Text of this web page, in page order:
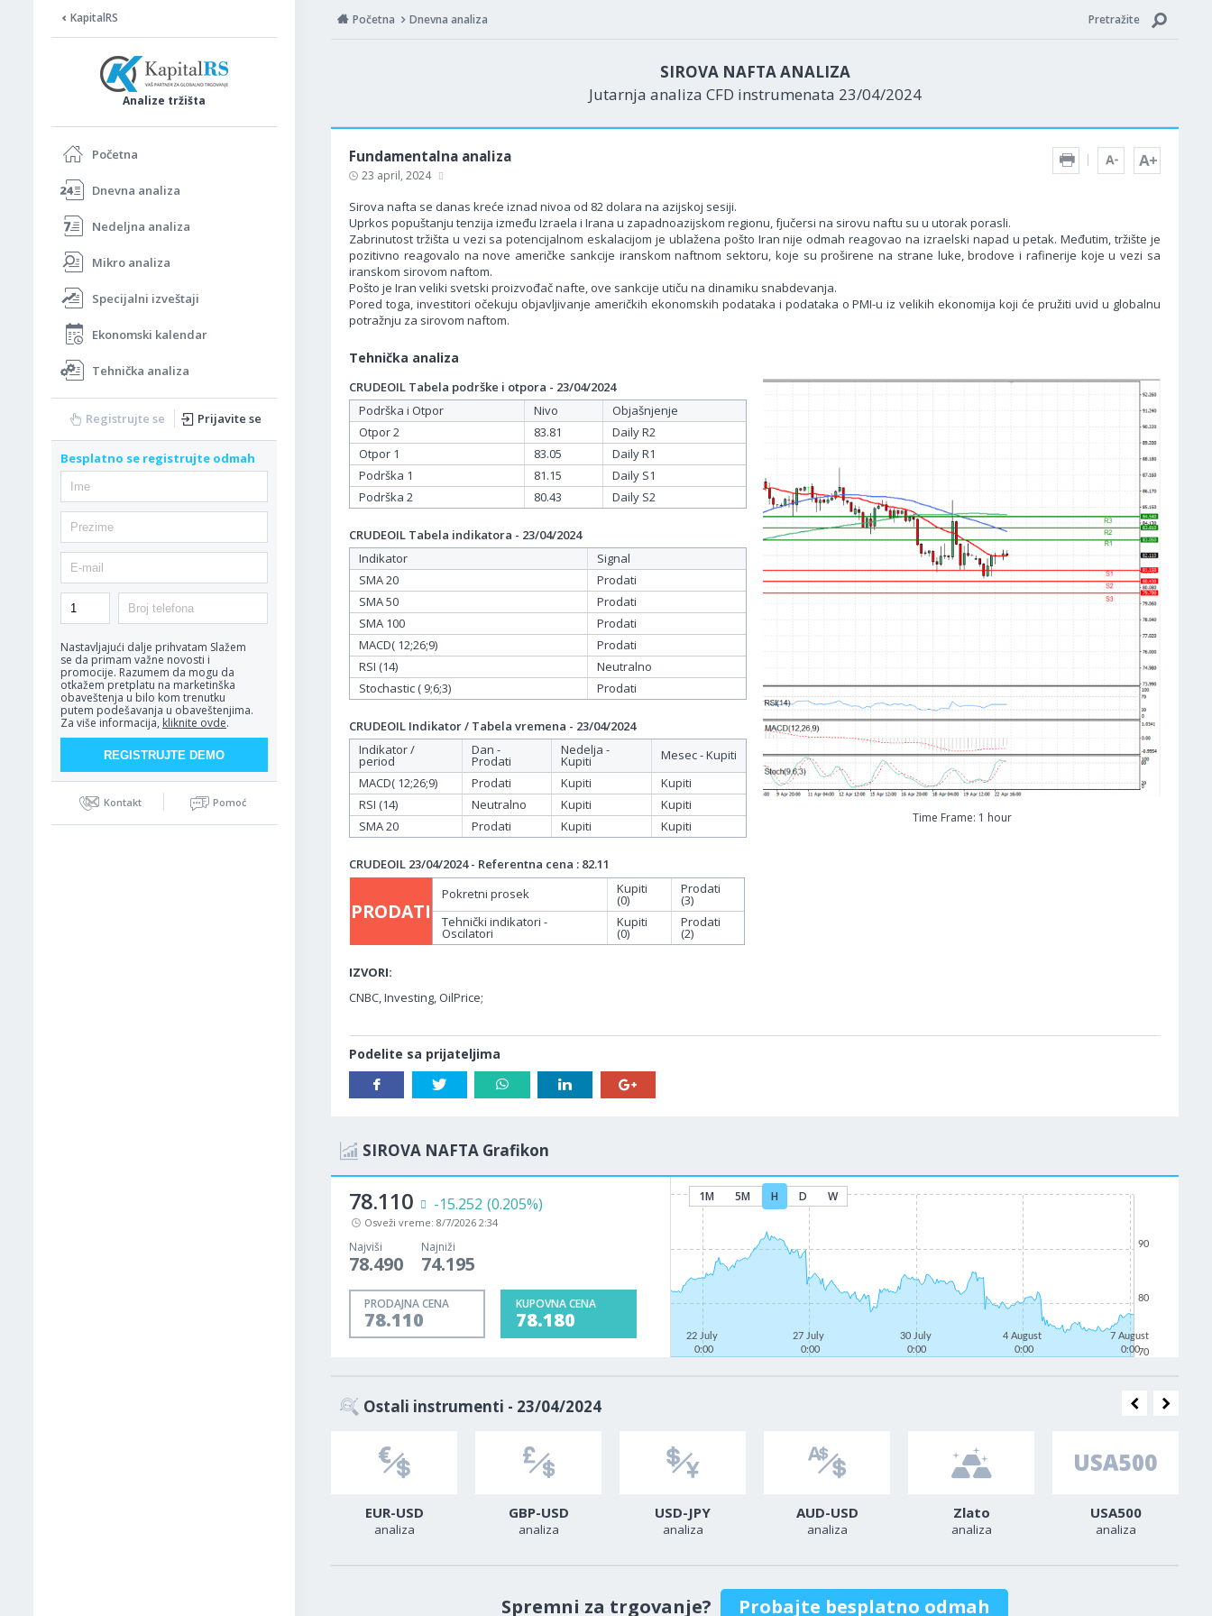
KapitalRS
Analize tržišta
Početna
Dnevna analiza
Nedeljna analiza
Mikro analiza
Specijalni izveštaji
Ekonomski kalendar
Tehnička analiza
Registrujte se Prijavite se
Besplatno se registrujte odmah
Nastavljajući dalje prihvatam Slažem
se da primam važne novosti i
promocije. Razumem da mogu da
otkažem pretplatu na marketinška
obaveštenja u bilo kom trenutku
putem podešavanja u obaveštenjima.
Za više informacija, kliknite ovde.
Kontakt Pomoć
Početna Dnevna analiza Pretražite
SIROVA NAFTA ANALIZA
Jutarnja analiza CFD instrumenata 23/04/2024
Fundamentalna analiza
23 april, 2024
Sirova nafta se danas kreće iznad nivoa od 82 dolara na azijskoj sesiji.
Uprkos popuštanju tenzija između Izraela i Irana u zapadnoazijskom regionu, fjučersi na sirovu naftu su u utorak porasli.
Zabrinutost tržišta u vezi sa potencijalnom eskalacijom je ublažena pošto Iran nije odmah reagovao na izraelski napad u petak. Međutim, tržište je
pozitivno reagovalo na nove američke sankcije iranskom naftnom sektoru, koje su proširene na strane luke, brodove i rafinerije koje u vezi sa
iranskom sirovom naftom.
Pošto je Iran veliki svetski proizvođač nafte, ove sankcije utiču na dinamiku snabdevanja.
Pored toga, investitori očekuju objavljivanje američkih ekonomskih podataka i podataka o PMI-u iz velikih ekonomija koji će pružiti uvid u globalnu
potražnju za sirovom naftom.
Tehnička analiza
Time Frame: 1 hour
CRUDEOIL Tabela podrške i otpora - 23/04/2024
Podrška i Otpor
Nivo
Objašnjenje
Otpor 2
83.81
Daily R2
Otpor 1
83.05
Daily R1
Podrška 1
81.15
Daily S1
Podrška 2
80.43 Daily S2
CRUDEOIL Tabela indikatora - 23/04/2024
Indikator
Signal
SMA 20
Prodati
SMA 50
Prodati
SMA 100
Prodati
MACD( 12;26;9)
Prodati
RSI (14)
Neutralno
Stochastic ( 9;6;3)
Prodati
CRUDEOIL Indikator / Tabela vremena - 23/04/2024
Indikator /
period
Dan -
Prodati
Nedelja -
Kupiti
Mesec - Kupiti
MACD( 12;26;9)
Prodati Kupiti
Kupiti
RSI (14)
Neutralno Kupiti
Kupiti
SMA 20
Prodati Kupiti Kupiti
CRUDEOIL 23/04/2024 - Referentna cena : 82.11
PRODATI
Pokretni prosek Kupiti
(0)
Prodati
(3)
Tehnički indikatori -
Oscilatori
Kupiti
(0)
Prodati
(2)
IZVORI:
CNBC, Investing, OilPrice;
Podelite sa prijateljima
SIROVA NAFTA Grafikon
78.110 -15.252 (0.205%)
Osveži vreme: 8/7/2026 2:34
Najviši
78.490
Najniži
74.195
PRODAJNA CENA
78.110
KUPOVNA CENA
78.180
1M 5M H D W
22 July
0:00
27 July
0:00
30 July
0:00
4 August
0:00
7 August
0:0070
80
90
Ostali instrumenti - 23/04/2024
EUR-USD
analiza
GBP-USD
analiza
USD-JPY
analiza
AUD-USD
analiza
Zlato
analiza
USA500
analiza
Spremni za trgovanje? Probajte besplatno odmah